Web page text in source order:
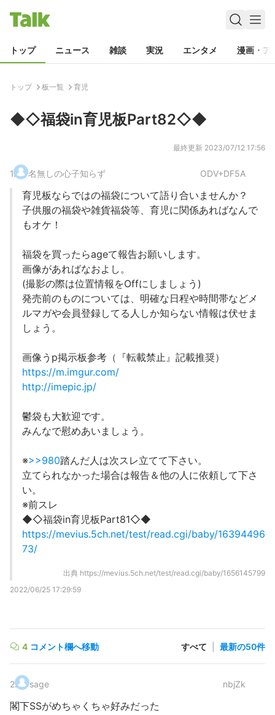
トップ ニュース 雑談 実況 エンタメ 漫画・ア
トップ 板一覧 育児
◆◇福袋in育児板Part82◇◆
最終更新 2023/07/12 17:56
1. 名無しの心子知らず ODV+DF5A
育児板ならではの福袋について語り合いませんか？
子供服の福袋や雑貨福袋等、育児に関係あればなんで
もオケ！
福袋を買ったらageて報告お願いします。
画像があればなおよし。
(撮影の際は位置情報をOffにしましょう)
発売前のものについては、明確な日程や時間帯などメ
ルマガや会員登録してる人しか知らない情報は伏せま
しょう。
画像うp掲示板参考（『転載禁止』記載推奨）
https://m.imgur.com/
http://imepic.jp/
鬱袋も大歓迎です。
みんなで慰めあいましょう。
※>>980踏んだ人は次スレ立てて下さい。
立てられなかった場合は報告＆他の人に依頼して下さ
い。
※前スレ
◆◇福袋in育児板Part81◇◆
https://mevius.5ch.net/test/read.cgi/baby/16394496
73/
出典 https://mevius.5ch.net/test/read.cgi/baby/1656145799
2022/06/25 17:29:59
4 コメント欄へ移動 すべて 最新の50件
2. sage nbjZk
閣下SSがめちゃくちゃ好みだった